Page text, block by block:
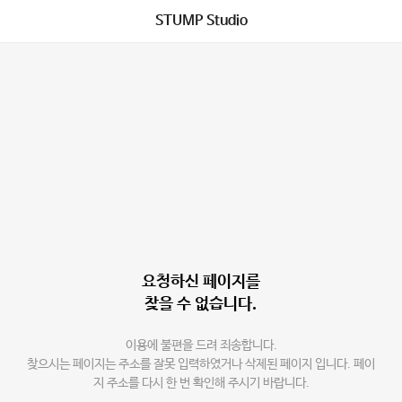
STUMP Studio
요청하신 페이지를
찾을 수 없습니다.
이용에 불편을 드려 죄송합니다.
찾으시는 페이지는 주소를 잘못 입력하였거나 삭제된 페이지 입니다. 페이
지 주소를 다시 한 번 확인해 주시기 바랍니다.